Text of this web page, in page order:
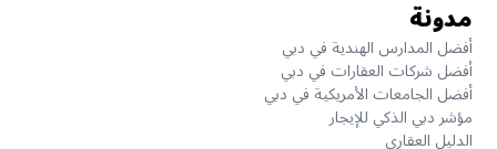
مدونة
أفضل المدارس الهندية في دبي
أفضل شركات العقارات في دبي
أفضل الجامعات الأمريكية في دبي
مؤشر دبي الذكي للإيجار
الدليل العقاري